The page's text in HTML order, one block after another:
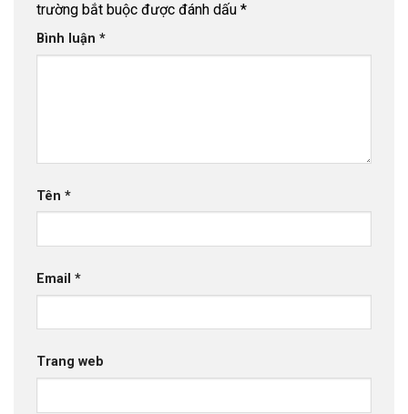
trường bắt buộc được đánh dấu *
Bình luận *
Tên *
Email *
Trang web